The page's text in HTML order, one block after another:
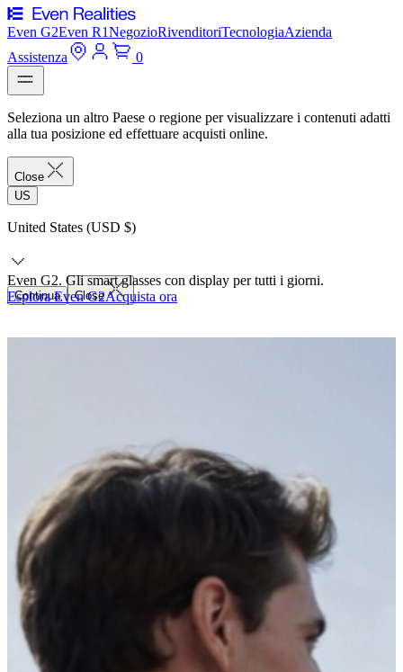
Even G2Even R1NegozioRivenditoriTecnologiaAzienda
Assistenza
0
Seleziona un altro Paese o regione per visualizzare i contenuti adatti
alla tua posizione ed effettuare acquisti online.
Close
US
United States (USD $)
Continua Close
Even G2. Gli smart glasses con display per tutti i giorni.
Esplora Even G2Acquista ora